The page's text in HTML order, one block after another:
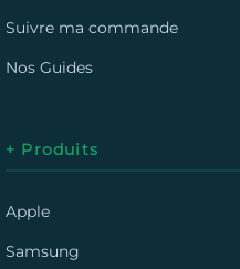
Suivre ma commande
Nos Guides
+ Produits
Apple
Samsung